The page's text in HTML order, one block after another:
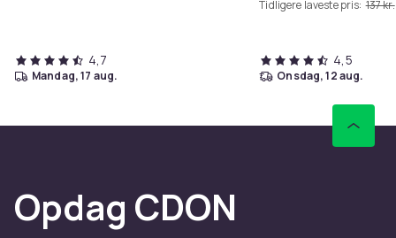
4,7
mandag, 17 aug.
Tidligere laveste pris: 137 kr.
4,5
onsdag, 12 aug.
Opdag CDON